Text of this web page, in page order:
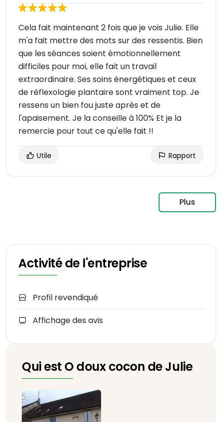
Cela fait maintenant 2 fois que je vois Julie. Elle
m'a fait mettre des mots sur des ressentis. Bien
que les séances soient émotionnellement
difficiles pour moi, elle fait un travail
extraordinaire. Ses soins énergétiques et ceux
de réflexologie plantaire sont vraiment top. Je
ressens un bien fou juste après et de
l'apaisement. Je la conseille à 100% Et je la
remercie pour tout ce qu'elle fait !!
Utile Rapport
Plus
Activité de l'entreprise
Profil revendiqué
Affichage des avis
Qui est O doux cocon de Julie